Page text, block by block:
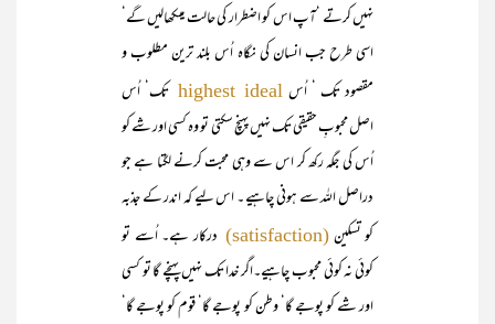
نہیں کرتے ‘آپ اس کو اضطرار کی حالت میںکھالیں گے‘
اسی طرح جب انسان کی نگاہ اُس بلند ترین مطلوب و
مقصود تک ‘ اُس highest ideal تک‘ اُس
اصل محبوبِ حقیقی تک نہیں پہنچ سکتی تو وہ کسی اور شے کو
اُس کی جگہ رکھ کر اس سے وہی محبت کرنے لگتا ہے جو
دراصل اللہ سے ہونی چاہیے ۔ اس لیے کہ اندر کے جذبہ
کو تسکین (satisfaction)
درکار ہے۔ اُسے تو
کوئی نہ کوئی محبوب چاہیے۔اگر خدا تک نہیں پہنچے گا تو کسی
اور شے کو پوجے گا‘ وطن کو پوجے گا‘ قوم کو پوجے گا‘